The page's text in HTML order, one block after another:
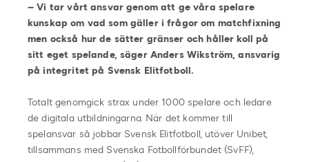
– Vi tar vårt ansvar genom att ge våra spelare
kunskap om vad som gäller i frågor om matchfixning
men också hur de sätter gränser och håller koll på
sitt eget spelande, säger Anders Wikström, ansvarig
på integritet på Svensk Elitfotboll.
Totalt genomgick strax under 1000 spelare och ledare
de digitala utbildningarna. När det kommer till
spelansvar så jobbar Svensk Elitfotboll, utöver Unibet,
tillsammans med Svenska Fotbollförbundet (SvFF),